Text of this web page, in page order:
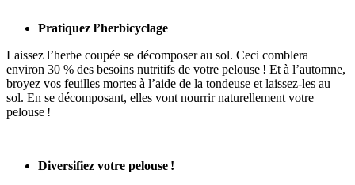
Pratiquez l’herbicyclage
Laissez l’herbe coupée se décomposer au sol. Ceci comblera
environ 30 % des besoins nutritifs de votre pelouse ! Et à l’automne,
broyez vos feuilles mortes à l’aide de la tondeuse et laissez-les au
sol. En se décomposant, elles vont nourrir naturellement votre
pelouse !
Diversifiez votre pelouse !